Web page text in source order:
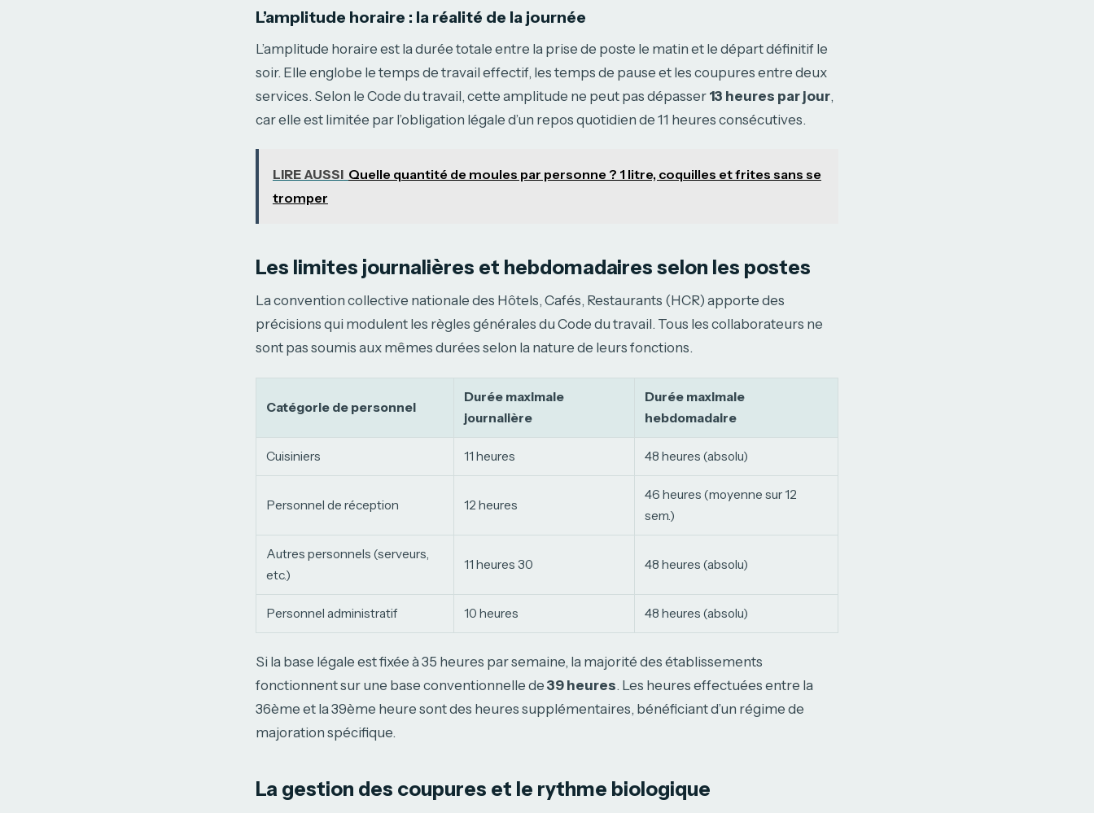
L’amplitude horaire : la réalité de la journée
L’amplitude horaire est la durée totale entre la prise de poste le matin et le départ définitif le
soir. Elle englobe le temps de travail effectif, les temps de pause et les coupures entre deux
services. Selon le Code du travail, cette amplitude ne peut pas dépasser 13 heures par jour,
car elle est limitée par l’obligation légale d’un repos quotidien de 11 heures consécutives.
LIRE AUSSI Quelle quantité de moules par personne ? 1 litre, coquilles et frites sans se
tromper
Les limites journalières et hebdomadaires selon les postes
La convention collective nationale des Hôtels, Cafés, Restaurants (HCR) apporte des
précisions qui modulent les règles générales du Code du travail. Tous les collaborateurs ne
sont pas soumis aux mêmes durées selon la nature de leurs fonctions.
Catégorie de personnel
Durée maximale
journalière
Durée maximale
hebdomadaire
Cuisiniers 11 heures 48 heures (absolu)
Personnel de réception 12 heures
46 heures (moyenne sur 12
sem.)
Autres personnels (serveurs,
etc.)
11 heures 30 48 heures (absolu)
Personnel administratif 10 heures 48 heures (absolu)
Si la base légale est fixée à 35 heures par semaine, la majorité des établissements
fonctionnent sur une base conventionnelle de 39 heures. Les heures effectuées entre la
36ème et la 39ème heure sont des heures supplémentaires, bénéficiant d’un régime de
majoration spécifique.
La gestion des coupures et le rythme biologique